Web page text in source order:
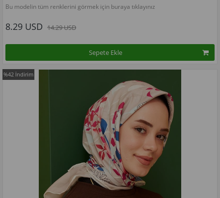
Bu modelin tüm renklerini görmek için buraya tıklayınız
8.29 USD 14.29 USD
Sepete Ekle
%42 İndirim